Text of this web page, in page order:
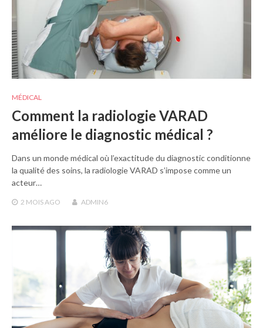
MÉDICAL
Comment la radiologie VARAD
améliore le diagnostic médical ?
Dans un monde médical où l’exactitude du diagnostic conditionne
la qualité des soins, la radiologie VARAD s’impose comme un
acteur…
2 MOIS AGO ADMIN6